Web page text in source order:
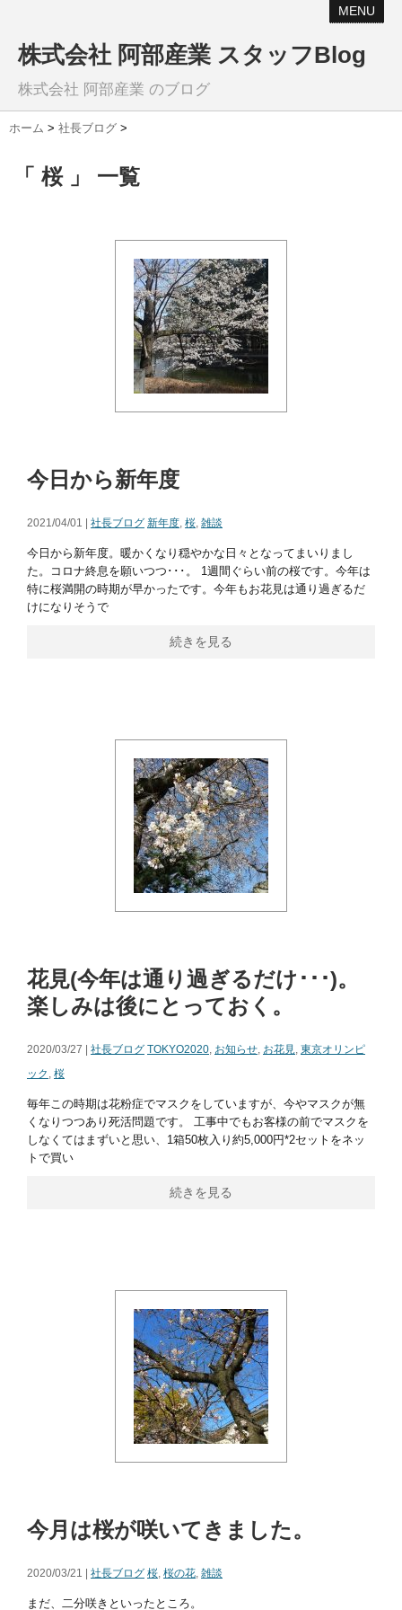
MENU
株式会社 阿部産業 スタッフBlog
株式会社 阿部産業 のブログ
ホーム > 社長ブログ >
「 桜 」 一覧
今日から新年度
2021/04/01 | 社長ブログ 新年度, 桜, 雑談
今日から新年度。暖かくなり穏やかな日々となってまいりまし
た。コロナ終息を願いつつ･･･。 1週間ぐらい前の桜です。今年は
特に桜満開の時期が早かったです。今年もお花見は通り過ぎるだ
けになりそうで
続きを見る
花見(今年は通り過ぎるだけ･･･)。
楽しみは後にとっておく。
2020/03/27 | 社長ブログ TOKYO2020, お知らせ, お花見, 東京オリンピ
ック , 桜
毎年この時期は花粉症でマスクをしていますが、今やマスクが無
くなりつつあり死活問題です。 工事中でもお客様の前でマスクを
しなくてはまずいと思い、1箱50枚入り約5,000円*2セットをネッ
トで買い
続きを見る
今月は桜が咲いてきました。
2020/03/21 | 社長ブログ 桜, 桜の花, 雑談
まだ、二分咲きといったところ。